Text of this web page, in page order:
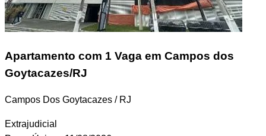
Apartamento com 1 Vaga em Campos dos
Goytacazes/RJ
Campos Dos Goytacazes / RJ
Extrajudicial